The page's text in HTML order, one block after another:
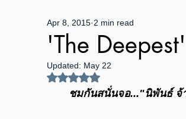
'The
Apr 8, 2015 2 min read
Updated: May 22
Rated NaN out of 5 stars.
ชมกันสนั่นจอ..."นิพันธ์ จ้